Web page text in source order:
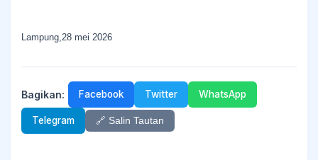
Lampung,28 mei 2026
Bagikan: Facebook Twitter WhatsApp
Telegram 🔗 Salin Tautan